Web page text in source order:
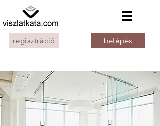
regisztráció belépés